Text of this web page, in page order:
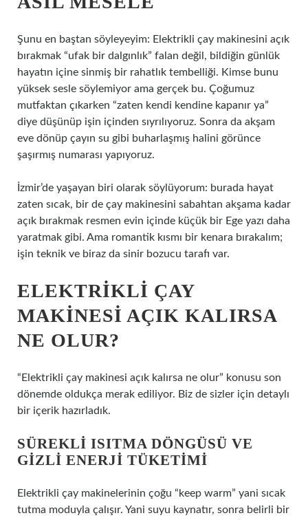
Şunu en baştan söyleyeyim: Elektrikli çay makinesini açık
bırakmak “ufak bir dalgınlık” falan değil, bildiğin günlük
hayatın içine sinmiş bir rahatlık tembelliği. Kimse bunu
yüksek sesle söylemiyor ama gerçek bu. Çoğumuz
mutfaktan çıkarken “zaten kendi kendine kapanır ya”
diye düşünüp işin içinden sıyrılıyoruz. Sonra da akşam
eve dönüp çayın su gibi buharlaşmış halini görünce
şaşırmış numarası yapıyoruz.
İzmir’de yaşayan biri olarak söylüyorum: burada hayat
zaten sıcak, bir de çay makinesini sabahtan akşama kadar
açık bırakmak resmen evin içinde küçük bir Ege yazı daha
yaratmak gibi. Ama romantik kısmı bir kenara bırakalım;
işin teknik ve biraz da sinir bozucu tarafı var.
ELEKTRIKLI ÇAY
MAKINESI AÇIK KALIRSA
NE OLUR?
“Elektrikli çay makinesi açık kalırsa ne olur” konusu son
dönemde oldukça merak ediliyor. Biz de sizler için detaylı
bir içerik hazırladık.
SÜREKLI ISITMA DÖNGÜSÜ VE
GIZLI ENERJI TÜKETIMI
Elektrikli çay makinelerinin çoğu “keep warm” yani sıcak
tutma moduyla çalışır. Yani suyu kaynatır, sonra belirli bir